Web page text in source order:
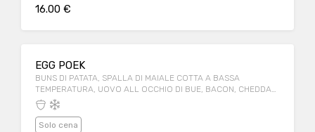
16.00 €
EGG POEK
BUNS DI PATATA, SPALLA DI MAIALE COTTA A BASSA
TEMPERATURA, UOVO ALL OCCHIO DI BUE, BACON, CHEDDAR,
MELANZANA, SALSA BBQ WHITE
Solo cena